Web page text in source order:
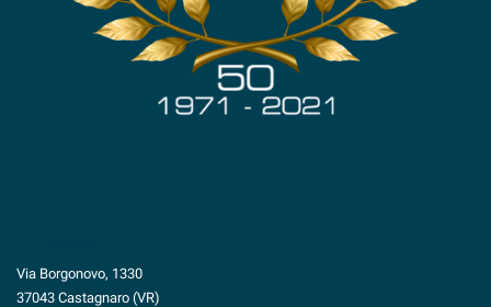
Via Borgonovo, 1330
37043 Castagnaro (VR)